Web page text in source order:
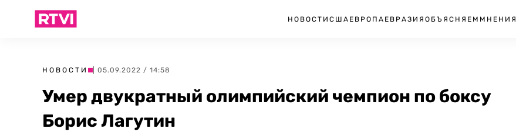
НОВОСТИ США ЕВРОПА ЕВРАЗИЯ ОБЪЯСНЯЕМ МНЕНИЯ
НОВОСТИ | 05.09.2022 / 14:58
Умер двукратный олимпийский чемпион по боксу
Борис Лагутин